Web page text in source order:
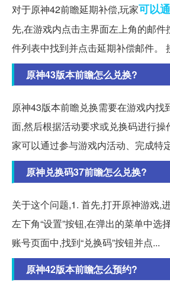
对于原神42前瞻延期补偿,玩家可以
先,在游戏内点击主界面左上角的邮件
件列表中找到并点击延期补偿邮件。
原神43版本前瞻怎么兑换?
原神43版本前瞻兑换需要在游戏内找
面,然后根据活动要求或兑换码进行操
家可以通过参与游戏内活动、完成特
原神兑换码37前瞻怎么兑换?
关于这个问题,1. 首先,打开原神游戏,
左下角“设置”按钮,在弹出的菜单中选
账号页面中,找到“兑换码”按钮并点...
原神42版本前瞻怎么预约?